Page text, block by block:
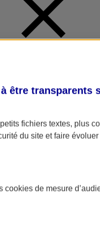
être transparents
fichiers textes, plus
du site et faire
cookies de mesure